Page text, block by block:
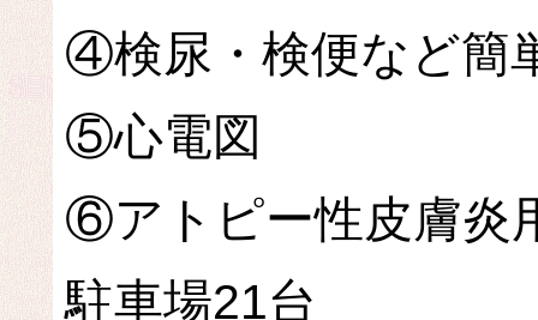
④検尿・検便など簡
⑤心電図
⑥アトピー性皮膚炎
駐車場21台